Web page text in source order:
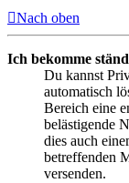
Nach oben
Ich bekomme
Du kannst
automatisch
Bereich eine
belästigende
dies auch
betreffenden
versenden.